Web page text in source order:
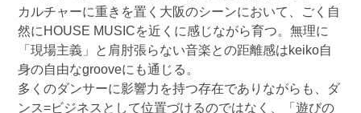
カルチャーに重きを置く大阪のシーンにおいて、ごく自
然にHOUSE MUSICを近くに感じながら育つ。無理に
「現場主義」と肩肘張らない音楽との距離感はkeiko自
身の自由なgrooveにも通じる。
多くのダンサーに影響力を持つ存在でありながらも、ダ
ンス=ビジネスとして位置づけるのではなく、「遊びの